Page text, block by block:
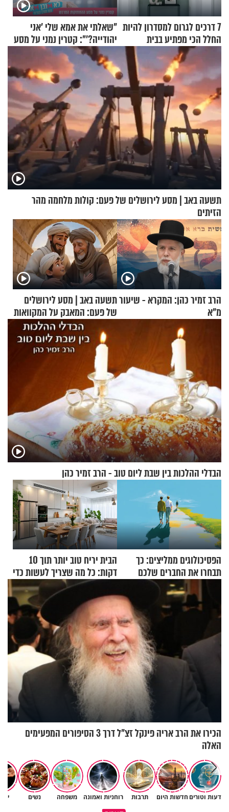
7 דרכים לגרום למסדרון להיות
החלל הכי מפתיע בבית
"שאלתי את אמא שלי 'אני
יהודייה?'": קטרין נמני על מסע
ההתחזקות המרגש
תשעה באב | מסע לירושלים של פעם: קולות מלחמה מהר
הזיתים
הרב זמיר כהן: המקרא - שיעור
מ"א
תשעה באב | מסע לירושלים
של פעם: המאבק על המקוואות
הבדלי ההלכות בין שבת ליום טוב - הרב זמיר כהן
הפסיכולוגים ממליצים: כך
תבחרו את החברים שלכם
הבית יריח טוב יותר תוך 10
דקות: כל מה שצריך לעשות כדי
לרענן את הבית
הכירו את הרב אריה פינקל זצ"ל דרך 3 הסיפורים המפעימים
האלה
דעות וטורים חדשות היום תרבות רוחניות ואמונה משפחה נשים
גם השולחן שבת שאתם מסדרים